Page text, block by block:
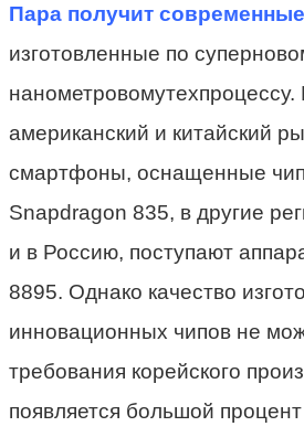
Пара получит
изготовленные по
нанометровомутехпроцессу.
американский и китайский
смартфоны, оснащенные
Snapdragon 835, в другие
и в Россию, поступают
8895. Однако качество
инновационных чипов не
требования корейского
появляется большой